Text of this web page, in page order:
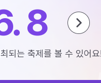
8
되는 축제를 볼 수 있어